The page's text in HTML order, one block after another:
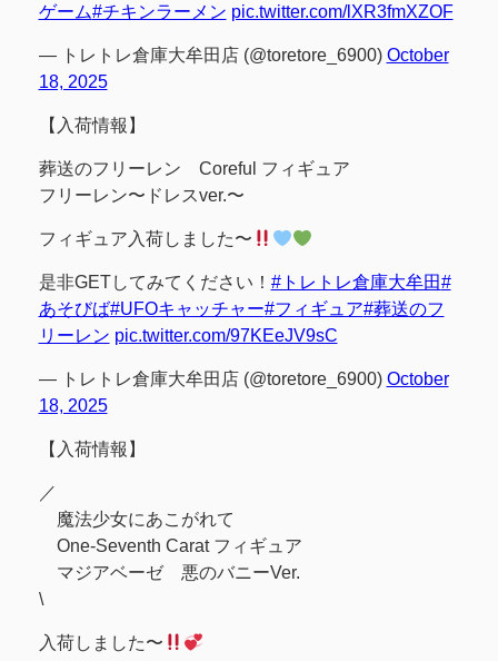
ゲーム#チキンラーメン pic.twitter.com/lXR3fmXZOF
— トレトレ倉庫大牟田店 (@toretore_6900) October
18, 2025
【入荷情報】
葬送のフリーレン Coreful フィギュア
フリーレン〜ドレスver.〜
フィギュア入荷しました〜
是非GETしてみてください！ #トレトレ倉庫大牟田#
あそびば#UFOキャッチャー#フィギュア#葬送のフ
リーレン pic.twitter.com/97KEeJV9sC
— トレトレ倉庫大牟田店 (@toretore_6900) October
18, 2025
【入荷情報】
／
魔法少女にあこがれて
One-Seventh Carat フィギュア
マジアベーゼ 悪のバニーVer.
\
入荷しました〜